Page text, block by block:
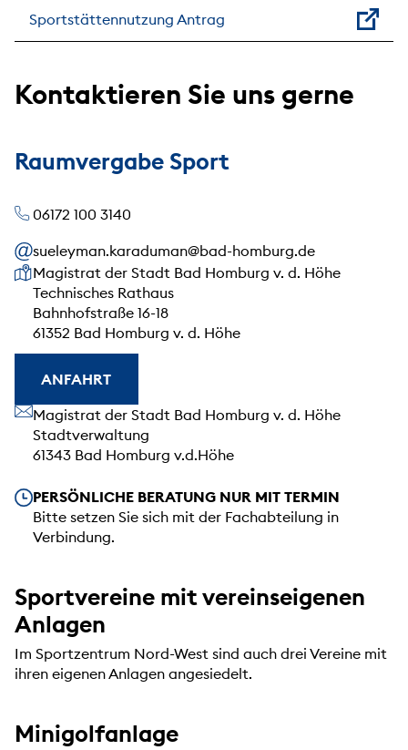
Sportstättennutzung Antrag
Kontaktieren Sie uns gerne
Raumvergabe Sport
06172 100 3140
sueleyman.karaduman@bad-homburg.de
Unsere Anschrift
Magistrat der Stadt Bad Homburg v. d. Höhe
Technisches Rathaus
Bahnhofstraße 16-18
61352 Bad Homburg v. d. Höhe
ANFAHRT
Unsere Anschrift
Magistrat der Stadt Bad Homburg v. d. Höhe
Stadtverwaltung
61343 Bad Homburg v.d.Höhe
Unsere Öffnungszeiten
PERSÖNLICHE BERATUNG NUR MIT TERMIN
Bitte setzen Sie sich mit der Fachabteilung in
Verbindung.
Sportvereine mit vereinseigenen
Anlagen
Im Sportzentrum Nord-West sind auch drei Vereine mit
ihren eigenen Anlagen angesiedelt.
Minigolfanlage